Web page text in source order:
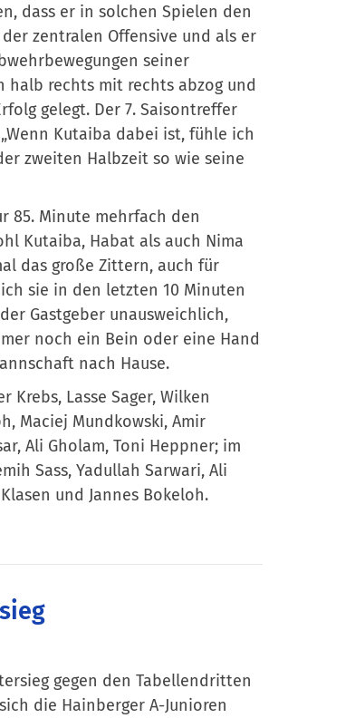
dass er in solchen Spielen den
zentralen Offensive und als er
seiner
halb rechts mit rechts abzog und
gelegt. Der 7. Saisontreffer
Kutaiba dabei ist, fühle ich
zweiten Halbzeit so wie seine
85. Minute mehrfach den
Kutaiba, Habat als auch Nima
das große Zittern, auch für
sie in den letzten 10 Minuten
Gastgeber unausweichlich,
noch ein Bein oder eine Hand
nach Hause.
Krebs, Lasse Sager, Wilken
Maciej Mundkowski, Amir
Ali Gholam, Toni Heppner; im
Sass, Yadullah Sarwari, Ali
und Jannes Bokeloh.
gegen den Tabellendritten
die Hainberger A-Junioren